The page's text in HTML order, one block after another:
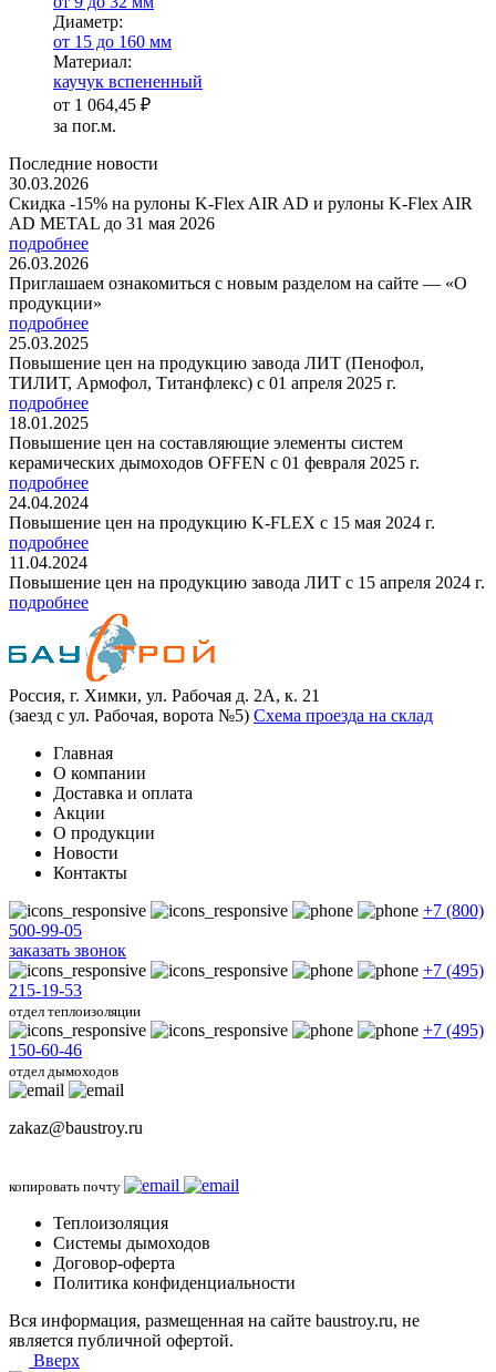
Диаметр:
от 15 до 160 мм
Ма­­те­­ри­­ал:
каучук вспененный
от 1 064,45 ₽
за пог.м.
Последние новости
30.03.2026
Скидка -15% на рулоны K-Flex AIR AD и рулоны K-Flex AIR
AD METAL до 31 мая 2026
подробнее
26.03.2026
Приглашаем ознакомиться с новым разделом на сайте — «О
продукции»
подробнее
25.03.2025
Повышение цен на продукцию завода ЛИТ (Пенофол,
ТИЛИТ, Армофол, Титанфлекс) с 01 апреля 2025 г.
подробнее
18.01.2025
Повышение цен на составляющие элементы систем
керамических дымоходов OFFEN с 01 февраля 2025 г.
подробнее
24.04.2024
Повышение цен на продукцию K-FLEX с 15 мая 2024 г.
подробнее
11.04.2024
Повышение цен на продукцию завода ЛИТ с 15 апреля 2024 г.
подробнее
Россия, г. Химки, ул. Рабочая д. 2А, к. 21
(заезд с ул. Рабочая, ворота №5) Схема проезда на склад
Главная
О компании
Доставка и оплата
Акции
О продукции
Новости
Контакты
+7 (800)
500-99-05
заказать звонок
+7 (495)
215-19-53
отдел теплоизоляции
+7 (495)
150-60-46
отдел дымоходов
zakaz@baustroy.ru
копировать почту
Теплоизоляция
Системы дымоходов
Договор-оферта
Политика конфиденциальности
Вся информация, размещенная на сайте baustroy.ru, не
является публичной офертой.
Вверх